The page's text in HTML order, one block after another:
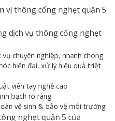
vị thông cống nghẹt quận 5
dịch vụ thông cống nghẹt
chuyên nghiệp, nhanh chóng
hiện đại, xử lý hiệu quả triệt
viên tay nghề cao
bạch rõ ràng
vệ sinh & bảo vệ môi trường
nghẹt quận 5 của